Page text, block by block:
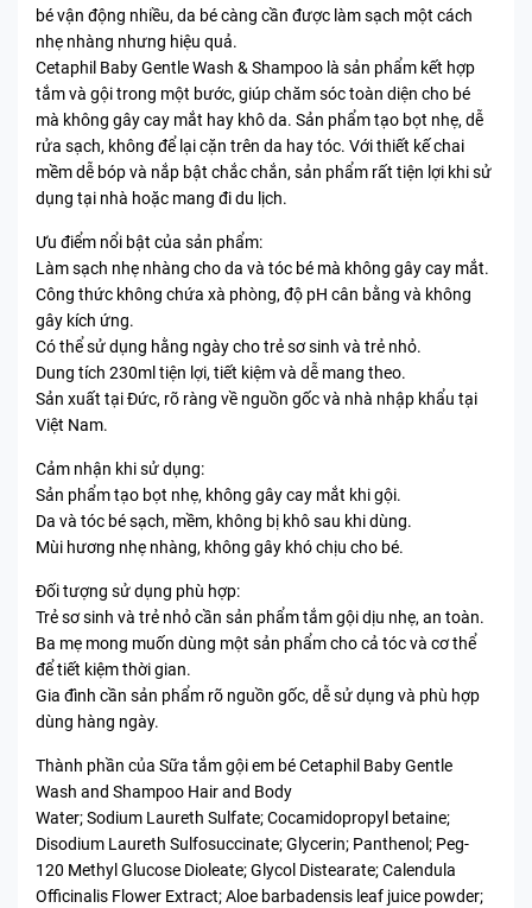
bé vận động nhiều, da bé càng cần được làm sạch một cách
nhẹ nhàng nhưng hiệu quả.
Cetaphil Baby Gentle Wash & Shampoo là sản phẩm kết hợp
tắm và gội trong một bước, giúp chăm sóc toàn diện cho bé
mà không gây cay mắt hay khô da. Sản phẩm tạo bọt nhẹ, dễ
rửa sạch, không để lại cặn trên da hay tóc. Với thiết kế chai
mềm dễ bóp và nắp bật chắc chắn, sản phẩm rất tiện lợi khi sử
dụng tại nhà hoặc mang đi du lịch.
Ưu điểm nổi bật của sản phẩm:
Làm sạch nhẹ nhàng cho da và tóc bé mà không gây cay mắt.
Công thức không chứa xà phòng, độ pH cân bằng và không
gây kích ứng.
Có thể sử dụng hằng ngày cho trẻ sơ sinh và trẻ nhỏ.
Dung tích 230ml tiện lợi, tiết kiệm và dễ mang theo.
Sản xuất tại Đức, rõ ràng về nguồn gốc và nhà nhập khẩu tại
Việt Nam.
Cảm nhận khi sử dụng:
Sản phẩm tạo bọt nhẹ, không gây cay mắt khi gội.
Da và tóc bé sạch, mềm, không bị khô sau khi dùng.
Mùi hương nhẹ nhàng, không gây khó chịu cho bé.
Đối tượng sử dụng phù hợp:
Trẻ sơ sinh và trẻ nhỏ cần sản phẩm tắm gội dịu nhẹ, an toàn.
Ba mẹ mong muốn dùng một sản phẩm cho cả tóc và cơ thể
để tiết kiệm thời gian.
Gia đình cần sản phẩm rõ nguồn gốc, dễ sử dụng và phù hợp
dùng hàng ngày.
Thành phần của Sữa tắm gội em bé Cetaphil Baby Gentle
Wash and Shampoo Hair and Body
Water; Sodium Laureth Sulfate; Cocamidopropyl betaine;
Disodium Laureth Sulfosuccinate; Glycerin; Panthenol; Peg-
120 Methyl Glucose Dioleate; Glycol Distearate; Calendula
Officinalis Flower Extract; Aloe barbadensis leaf juice powder;